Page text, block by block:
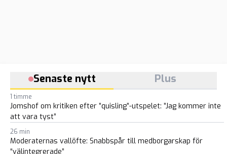
Senaste nytt Plus
1 timme
Jomshof om kritiken efter ”quisling”-utspelet: ”Jag kommer inte
att vara tyst”
26 min
Moderaternas vallöfte: Snabbspår till medborgarskap för
“välintegrerade”